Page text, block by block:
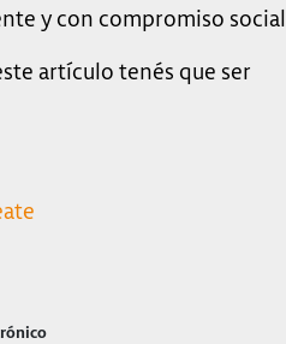
y con compromiso social
artículo tenés que ser